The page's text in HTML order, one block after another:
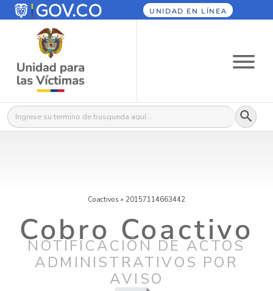
UNIDAD EN LÍNEA
Buscar: Botón
Coactivos » 20157114663442
Cobro Coactivo
NOTIFICACIÓN DE ACTOS
ADMINISTRATIVOS POR
AVISO